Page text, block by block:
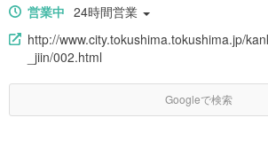
営業中 24時間営業
http://www.city.tokushima.tokushima.jp/
_jiin/002.html
Googleで検索